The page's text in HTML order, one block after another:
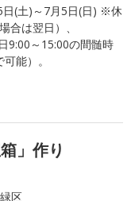
日(土)～7月5日(日) ※休
合は翌日）、
9:00～15:00の間髄時
能）。
」作り
区